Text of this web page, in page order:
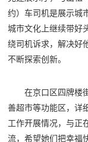
约）车司机是展示城
城市文化上继续带好
绕司机诉求，解决好
不断探索创新。
在京口区四牌楼
善超市等功能区，详
工作开展情况，与正
流，希望她们把幸福